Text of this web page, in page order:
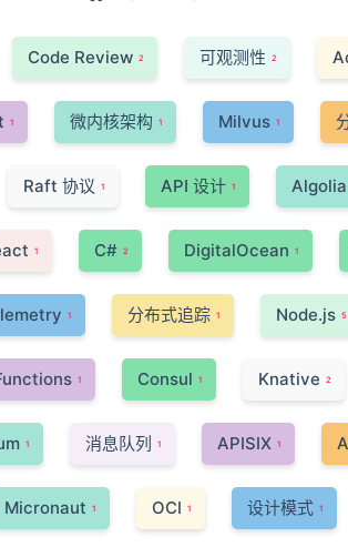
Code Review 2 可观测性 2
1 微内核架构 1 Milvus 1
Raft 协议 1 API 设计 1 Algolia
1 C# 2 DigitalOcean 1
1 分布式追踪 1 Node.js 5
1 Consul 1 Knative 2
1 消息队列 1 APISIX 1
Micronaut 1 OCI 1 设计模式 1